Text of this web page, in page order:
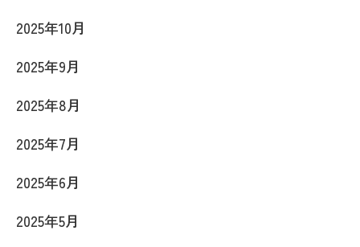
2025年10月
2025年9月
2025年8月
2025年7月
2025年6月
2025年5月